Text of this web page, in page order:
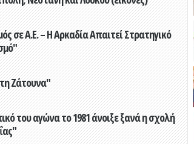
σε Α.Ε. – Η Αρκαδία Απαιτεί Στρατηγικό
Ζάτουνα"
του αγώνα το 1981 άνοιξε ξανά η σχολή